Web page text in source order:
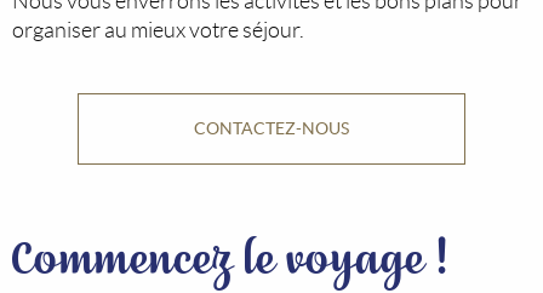
organiser au mieux votre séjour.
CONTACTEZ-NOUS
Commencez le voyage !